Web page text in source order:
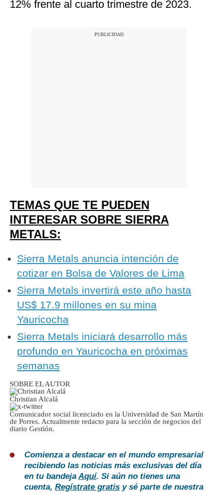
12% frente al cuarto trimestre de 2023.
TEMAS QUE TE PUEDEN
INTERESAR SOBRE SIERRA
METALS:
Sierra Metals anuncia intención de
cotizar en Bolsa de Valores de Lima
Sierra Metals invertirá este año hasta
US$ 17.9 millones en su mina
Yauricocha
Sierra Metals iniciará desarrollo más
profundo en Yauricocha en próximas
semanas
SOBRE EL AUTOR
Christian Alcalá
Comunicador social licenciado en la Universidad de San Martín
de Porres. Actualmente redacto para la sección de negocios del
diario Gestión.
Comienza a destacar en el mundo empresarial
recibiendo las noticias más exclusivas del día
en tu bandejaAquí. Si aún no tienes una
cuenta, Regístrate gratis y sé parte de nuestra